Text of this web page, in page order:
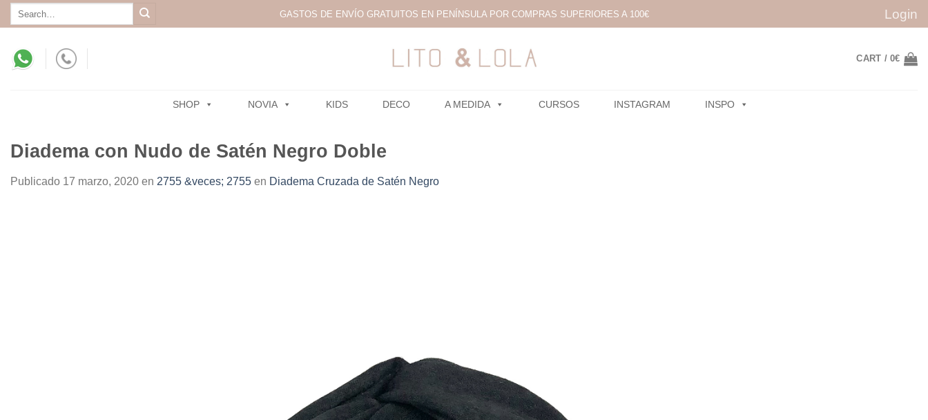
Skip
to
Search
GASTOS DE ENVÍO GRATUITOS EN PENÍNSULA POR COMPRAS SUPERIORES A 100€ Login
CART /0€
SHOP NOVIA KIDS DECO A MEDIDA CURSOS INSTAGRAM INSPO
Diadema con Nudo de Satén Negro Doble
Publicado 17 marzo, 2020 en 2755 &veces; 2755 en Diadema Cruzada de Satén Negro